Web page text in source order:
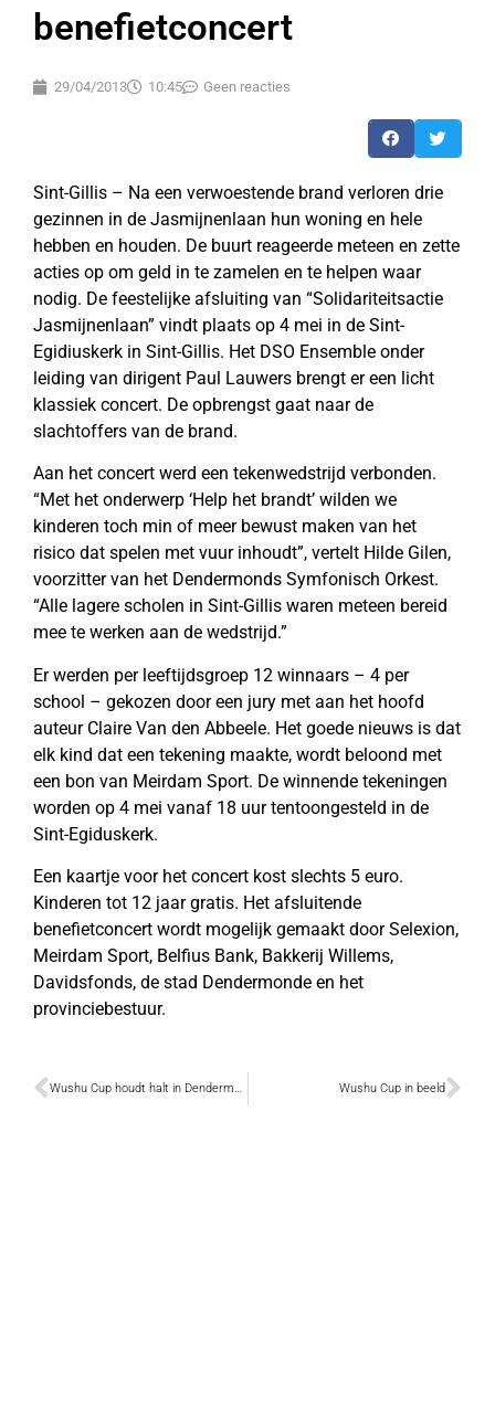
benefietconcert
29/04/2013 10:45 Geen reacties
Sint-Gillis – Na een verwoestende brand verloren drie
gezinnen in de Jasmijnenlaan hun woning en hele
hebben en houden. De buurt reageerde meteen en zette
acties op om geld in te zamelen en te helpen waar
nodig. De feestelijke afsluiting van “Solidariteitsactie
Jasmijnenlaan” vindt plaats op 4 mei in de Sint-
Egidiuskerk in Sint-Gillis. Het DSO Ensemble onder
leiding van dirigent Paul Lauwers brengt er een licht
klassiek concert. De opbrengst gaat naar de
slachtoffers van de brand.
Aan het concert werd een tekenwedstrijd verbonden.
“Met het onderwerp ‘Help het brandt’ wilden we
kinderen toch min of meer bewust maken van het
risico dat spelen met vuur inhoudt”, vertelt Hilde Gilen,
voorzitter van het Dendermonds Symfonisch Orkest.
“Alle lagere scholen in Sint-Gillis waren meteen bereid
mee te werken aan de wedstrijd.”
Er werden per leeftijdsgroep 12 winnaars – 4 per
school – gekozen door een jury met aan het hoofd
auteur Claire Van den Abbeele. Het goede nieuws is dat
elk kind dat een tekening maakte, wordt beloond met
een bon van Meirdam Sport. De winnende tekeningen
worden op 4 mei vanaf 18 uur tentoongesteld in de
Sint-Egiduskerk.
Een kaartje voor het concert kost slechts 5 euro.
Kinderen tot 12 jaar gratis. Het afsluitende
benefietconcert wordt mogelijk gemaakt door Selexion,
Meirdam Sport, Belfius Bank, Bakkerij Willems,
Davidsfonds, de stad Dendermonde en het
provinciebestuur.
Wushu Cup houdt halt in Dendermonde Wushu Cup in beeld